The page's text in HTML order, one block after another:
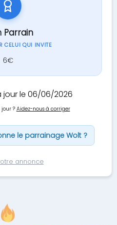
Parrain
CELUI QUI INVITE
6€
jour le 06/06/2026
jour ? Aidez-nous à corriger
le parrainage Wolt ?
annonce